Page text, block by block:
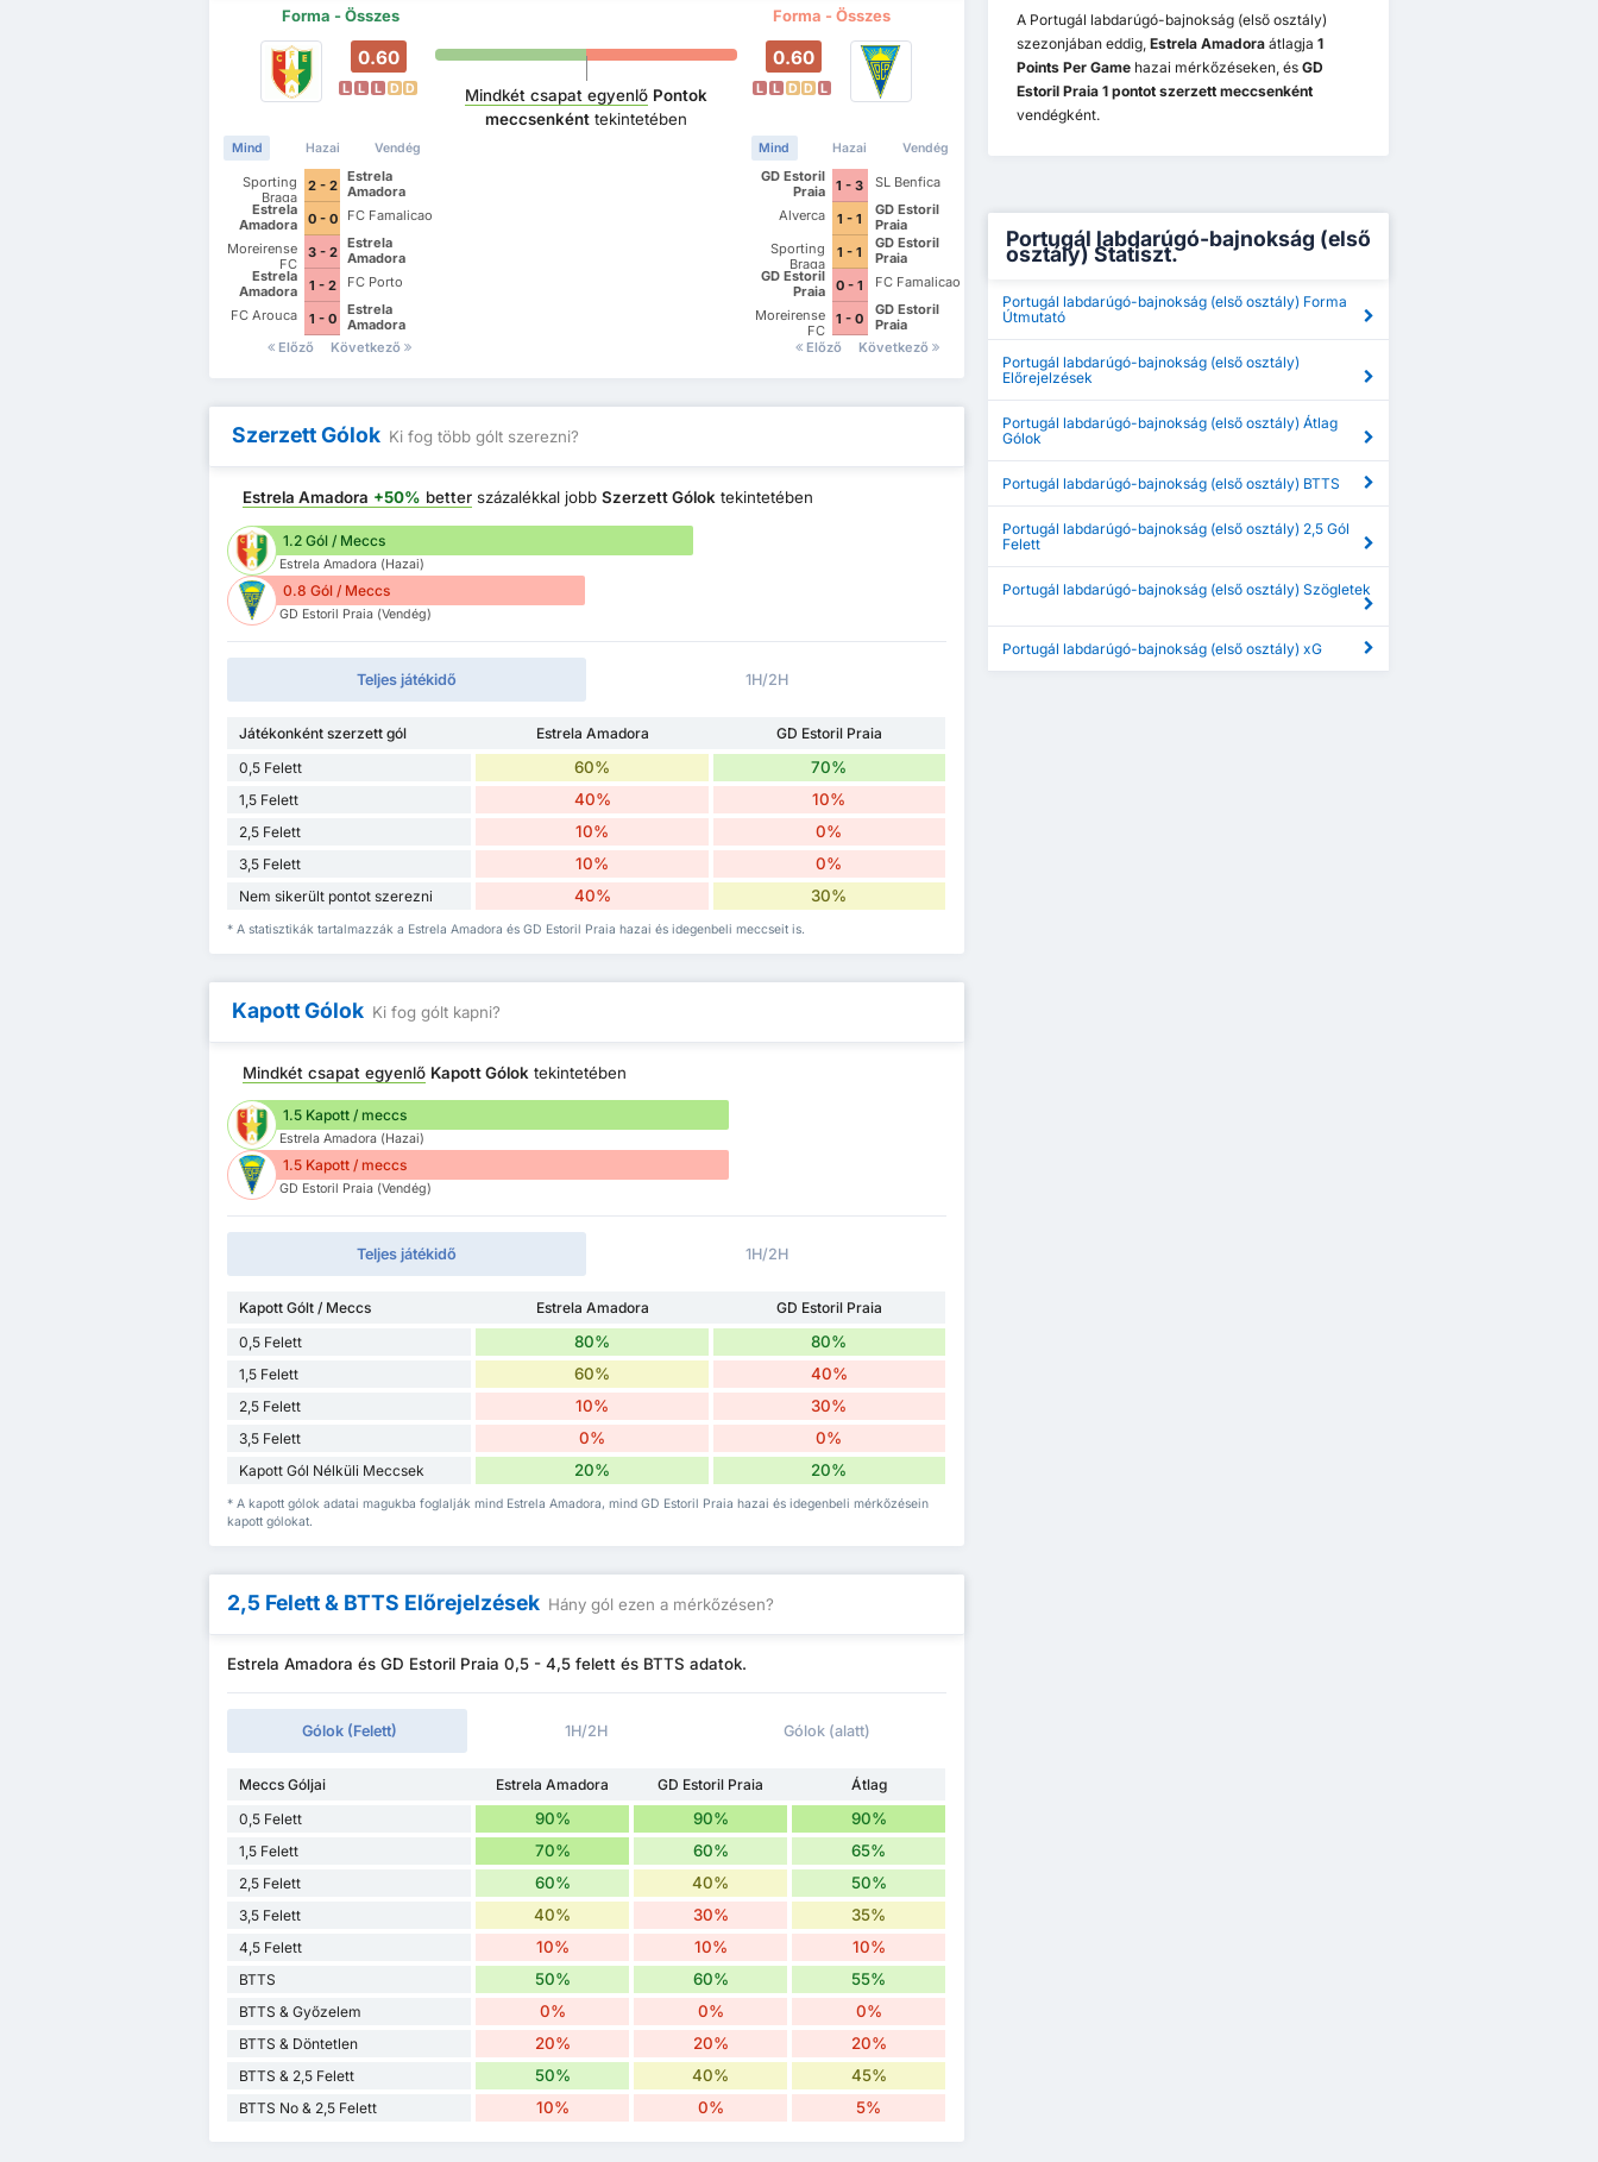
Forma - Összes Forma - Összes
0.60
L L L D D
Mind Hazai Vendég
Sporting
Braga
2 - 2
Estrela
Amadora
Estrela
Amadora
0 - 0
FC Famalicao
Moreirense
FC
3 - 2
Estrela
Amadora
Estrela
Amadora
1 - 2
FC Porto
FC Arouca
1 - 0
Estrela
Amadora
Előző
Következő
Mindkét csapat egyenlő Pontok
meccsenkénttekintetében
0.60
L L D D L
Mind Hazai Vendég
GD Estoril
Praia
1 - 3
SL Benfica
Alverca
1 - 1
GD Estoril
Praia
Sporting
Braga
1 - 1
GD Estoril
Praia
GD Estoril
Praia
0 - 1
FC Famalicao
Moreirense
FC
1 - 0
GD Estoril
Praia
Előző
Következő
Szerzett Gólok Ki fog több gólt szerezni?
Estrela Amadora +50% better százalékkal jobbSzerzett Gólok tekintetében
1.2 Gól / Meccs
Estrela Amadora (Hazai)
0.8 Gól / Meccs
GD Estoril Praia (Vendég)
Teljes játékidő 1H/2H
Játékonként szerzett gól Estrela Amadora
GD Estoril Praia
0,5 Felett
60% 70%
1,5 Felett 40% 10%
2,5 Felett 10% 0%
3,5 Felett 10% 0%
Nem sikerült pontot szerezni 40% 30%
* A statisztikák tartalmazzák a Estrela Amadora és GD Estoril Praia hazai és idegenbeli meccseit is.
Kapott Gólok Ki fog gólt kapni?
Mindkét csapat egyenlő Kapott Gólok tekintetében
1.5 Kapott / meccs
Estrela Amadora (Hazai)
1.5 Kapott / meccs
GD Estoril Praia (Vendég)
Teljes játékidő 1H/2H
Kapott Gólt / Meccs Estrela Amadora
GD Estoril Praia
0,5 Felett
80% 80%
1,5 Felett 60% 40%
2,5 Felett 10% 30%
3,5 Felett 0% 0%
Kapott Gól Nélküli Meccsek 20% 20%
* A kapott gólok adatai magukba foglalják mind Estrela Amadora, mind GD Estoril Praia hazai és idegenbeli mérkőzésein
kapott gólokat.
2,5 Felett & BTTS Előrejelzések Hány gól ezen a mérkőzésen?
Estrela Amadora és GD Estoril Praia 0,5 - 4,5 felett és BTTS adatok.
Gólok (Felett) 1H/2H Gólok (alatt)
Meccs Góljai Estrela Amadora GD Estoril Praia
Átlag
0,5 Felett
90% 90% 90%
1,5 Felett 70% 60% 65%
2,5 Felett 60% 40% 50%
3,5 Felett 40% 30% 35%
4,5 Felett 10% 10% 10%
BTTS 50% 60% 55%
BTTS & Győzelem 0% 0% 0%
BTTS & Döntetlen 20% 20% 20%
BTTS & 2,5 Felett 50% 40% 45%
BTTS No & 2,5 Felett 10% 0% 5%
A Portugál labdarúgó-bajnokság (első osztály)
szezonjában eddig, Estrela Amadoraátlagja 1
Points Per Gamehazai mérkőzéseken, és GD
Estoril Praia 1 pontot szerzett meccsenként
vendégként.
Portugál labdarúgó-bajnokság (első
osztály) Statiszt.
Portugál labdarúgó-bajnokság (első osztály) Forma
Útmutató
Portugál labdarúgó-bajnokság (első osztály)
Előrejelzések
Portugál labdarúgó-bajnokság (első osztály) Átlag
Gólok
Portugál labdarúgó-bajnokság (első osztály) BTTS
Portugál labdarúgó-bajnokság (első osztály) 2,5 Gól
Felett
Portugál labdarúgó-bajnokság (első osztály) Szögletek
Portugál labdarúgó-bajnokság (első osztály) xG